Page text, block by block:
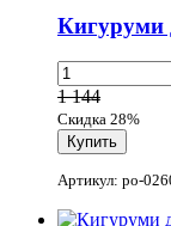
Кигуруми
1 144
Скидка 28%
Артикул: po-